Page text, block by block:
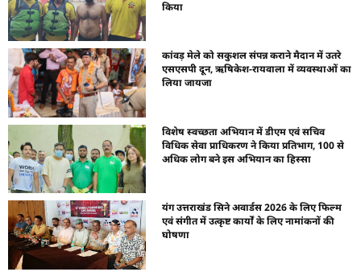
किया
कांवड़ मेले को सकुशल संपन्न कराने मैदान में उतरे
एसएसपी दून, ऋषिकेश-रायवाला में व्यवस्थाओं का
लिया जायजा
विशेष स्वच्छता अभियान में डीएम एवं सचिव
विधिक सेवा प्राधिकरण ने किया प्रतिभाग, 100 से
अधिक लोग बने इस अभियान का हिस्सा
यंग उत्तराखंड सिने अवार्डस 2026 के लिए फिल्म
एवं संगीत में उत्कृष्ट कार्यों के लिए नामांकनों की
घोषणा